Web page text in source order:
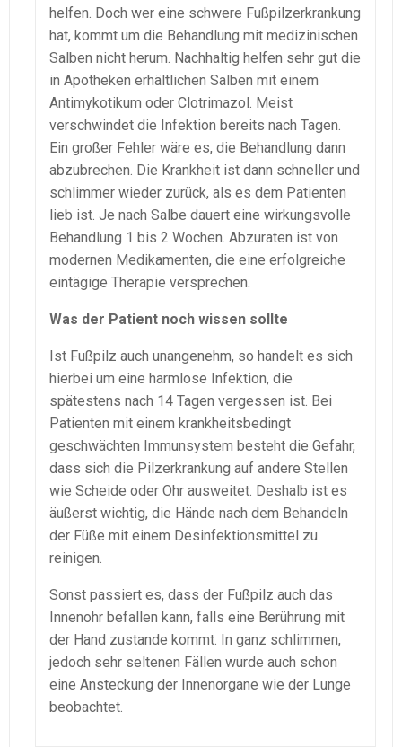
helfen. Doch wer eine schwere Fußpilzerkrankung
hat, kommt um die Behandlung mit medizinischen
Salben nicht herum. Nachhaltig helfen sehr gut die
in Apotheken erhältlichen Salben mit einem
Antimykotikum oder Clotrimazol. Meist
verschwindet die Infektion bereits nach Tagen.
Ein großer Fehler wäre es, die Behandlung dann
abzubrechen. Die Krankheit ist dann schneller und
schlimmer wieder zurück, als es dem Patienten
lieb ist. Je nach Salbe dauert eine wirkungsvolle
Behandlung 1 bis 2 Wochen. Abzuraten ist von
modernen Medikamenten, die eine erfolgreiche
eintägige Therapie versprechen.
Was der Patient noch wissen sollte
Ist Fußpilz auch unangenehm, so handelt es sich
hierbei um eine harmlose Infektion, die
spätestens nach 14 Tagen vergessen ist. Bei
Patienten mit einem krankheitsbedingt
geschwächten Immunsystem besteht die Gefahr,
dass sich die Pilzerkrankung auf andere Stellen
wie Scheide oder Ohr ausweitet. Deshalb ist es
äußerst wichtig, die Hände nach dem Behandeln
der Füße mit einem Desinfektionsmittel zu
reinigen.
Sonst passiert es, dass der Fußpilz auch das
Innenohr befallen kann, falls eine Berührung mit
der Hand zustande kommt. In ganz schlimmen,
jedoch sehr seltenen Fällen wurde auch schon
eine Ansteckung der Innenorgane wie der Lunge
beobachtet.